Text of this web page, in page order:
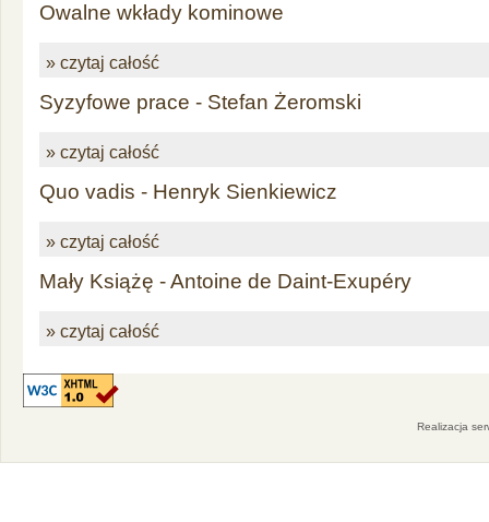
Owalne wkłady kominowe
» czytaj całość
Syzyfowe prace - Stefan Żeromski
» czytaj całość
Quo vadis - Henryk Sienkiewicz
» czytaj całość
Mały Książę - Antoine de Daint-Exupéry
» czytaj całość
Realizacja